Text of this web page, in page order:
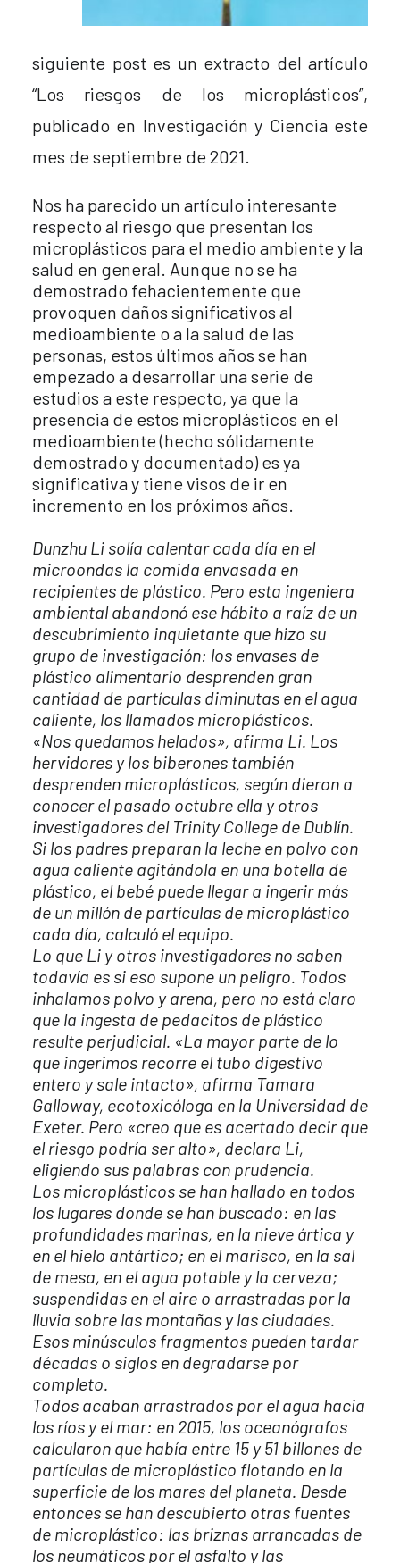
siguiente post es un extracto del artículo
“Los riesgos de los microplásticos”,
publicado en Investigación y Ciencia este
mes de septiembre de 2021.
Nos ha parecido un artículo interesante
respecto al riesgo que presentan los
microplásticos para el medio ambiente y la
salud en general. Aunque no se ha
demostrado fehacientemente que
provoquen daños significativos al
medioambiente o a la salud de las
personas, estos últimos años se han
empezado a desarrollar una serie de
estudios a este respecto, ya que la
presencia de estos microplásticos en el
medioambiente (hecho sólidamente
demostrado y documentado) es ya
significativa y tiene visos de ir en
incremento en los próximos años.
Dunzhu Li solía calentar cada día en el
microondas la comida envasada en
recipientes de plástico. Pero esta ingeniera
ambiental abandonó ese hábito a raíz de un
descubrimiento inquietante que hizo su
grupo de investigación: los envases de
plástico alimentario desprenden gran
cantidad de partículas diminutas en el agua
caliente, los llamados microplásticos.
«Nos quedamos helados», afirma Li. Los
hervidores y los biberones también
desprenden microplásticos, según dieron a
conocer el pasado octubre ella y otros
investigadores del Trinity College de Dublín.
Si los padres preparan la leche en polvo con
agua caliente agitándola en una botella de
plástico, el bebé puede llegar a ingerir más
de un millón de partículas de microplástico
cada día, calculó el equipo.
Lo que Li y otros investigadores no saben
todavía es si eso supone un peligro. Todos
inhalamos polvo y arena, pero no está claro
que la ingesta de pedacitos de plástico
resulte perjudicial. «La mayor parte de lo
que ingerimos recorre el tubo digestivo
entero y sale intacto», afirma Tamara
Galloway, ecotoxicóloga en la Universidad de
Exeter. Pero «creo que es acertado decir que
el riesgo podría ser alto», declara Li,
eligiendo sus palabras con prudencia.
Los microplásticos se han hallado en todos
los lugares donde se han buscado: en las
profundidades marinas, en la nieve ártica y
en el hielo antártico; en el marisco, en la sal
de mesa, en el agua potable y la cerveza;
suspendidas en el aire o arrastradas por la
lluvia sobre las montañas y las ciudades.
Esos minúsculos fragmentos pueden tardar
décadas o siglos en degradarse por
completo.
Todos acaban arrastrados por el agua hacia
los ríos y el mar: en 2015, los oceanógrafos
calcularon que había entre 15 y 51 billones de
partículas de microplástico flotando en la
superficie de los mares del planeta. Desde
entonces se han descubierto otras fuentes
de microplástico: las briznas arrancadas de
los neumáticos por el asfalto y las